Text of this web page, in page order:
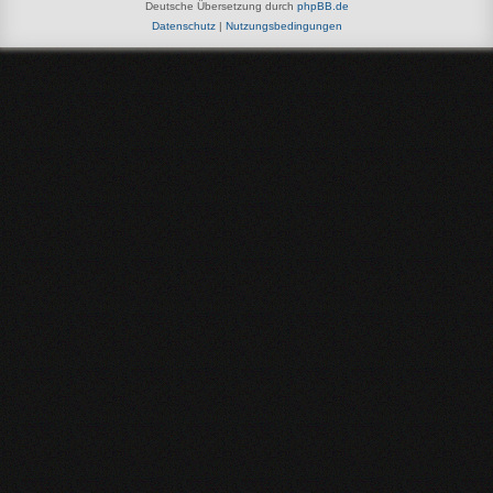
Deutsche Übersetzung durch phpBB.de
Datenschutz| Nutzungsbedingungen